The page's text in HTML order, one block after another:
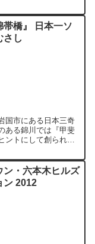
帯橋』 日本一ソ
さし
国市にある日本三奇
ある錦川では『甲斐
ントにして創られた
ン・六本木ヒルズ
ン 2012